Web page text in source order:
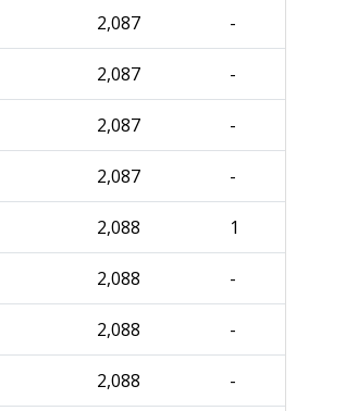
2,087 -
2,087 -
2,087 -
2,087 -
2,088 1
2,088 -
2,088 -
2,088 -